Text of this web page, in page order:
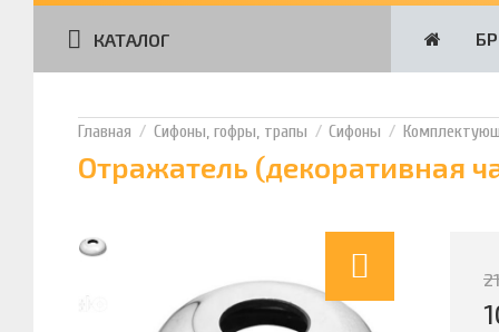
КАТАЛОГ
Сифоны, гофры, трапы Сифоны
Отражатель (декоративная